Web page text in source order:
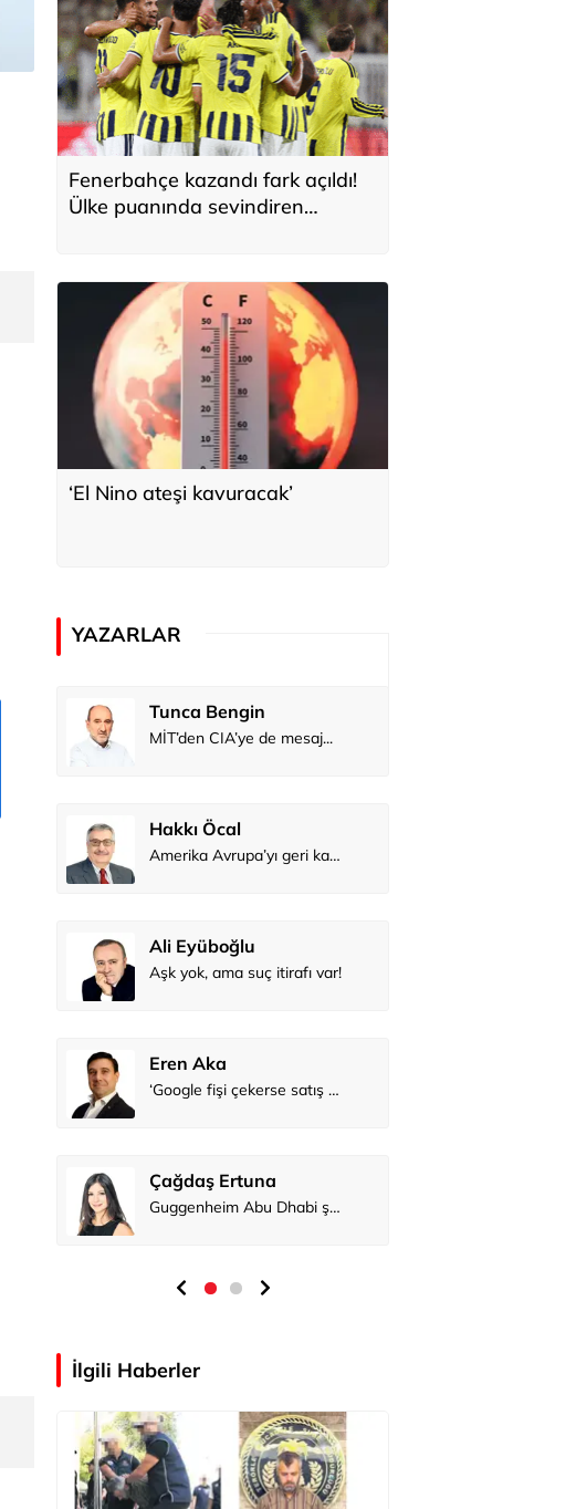
Fenerbahçe kazandı fark açıldı!
Ülke puanında sevindiren
‘El Nino ateşi kavuracak’
YAZARLAR
Tunca Bengin
MİT’den CIA’ye de mesaj...
Hakkı Öcal
Amerika Avrupa’yı geri kazanabilir mi?
Ali Eyüboğlu
Aşk yok, ama suç itirafı var!
Eren Aka
‘Google fişi çekerse satış biter!’
Çağdaş Ertuna
Guggenheim Abu Dhabi şehri nasıl değiştirecek?
İlgili Haberler